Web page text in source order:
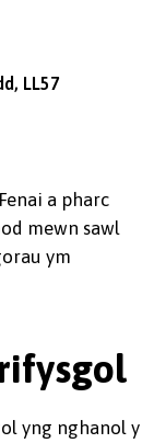
LL57
a pharc
mewn sawl
ym
yng nghanol y